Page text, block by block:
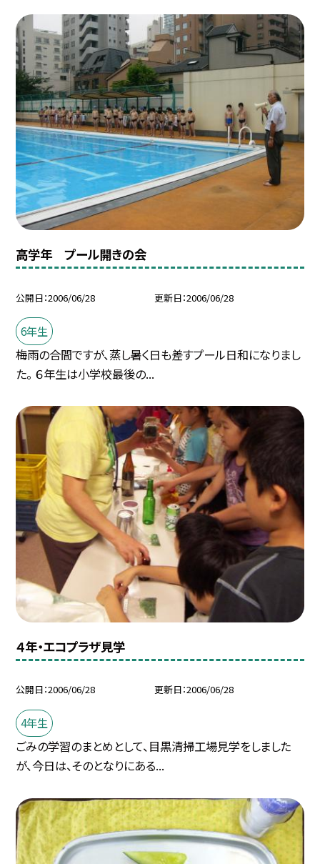
高学年 プール開きの会
公開日 2006/06/28 更新日 2006/06/28
6年生
梅雨の合間ですが、蒸し暑く日も差すプール日和になりまし
た。 ６年生は小学校最後の...
４年・エコプラザ見学
公開日 2006/06/28 更新日 2006/06/28
4年生
ごみの学習のまとめとして、目黒清掃工場見学をしました
が、今日は、そのとなりにある...